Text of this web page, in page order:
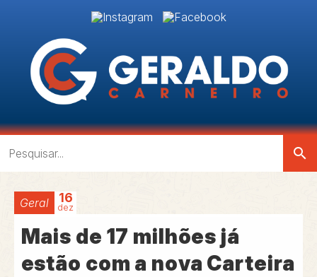
search
Geral 16
dez
Mais de 17 milhões já
estão com a nova Carteira